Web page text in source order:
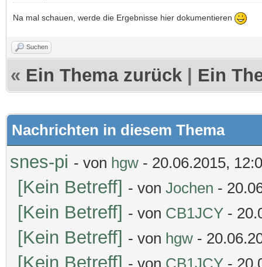
Na mal schauen, werde die Ergebnisse hier dokumentieren
Suchen
« Ein Thema zurück Ein
Nachrichten in diesem Thema
snes-pi - von hgw - 20.06.2015,
[Kein Betreff] - von Jochen -
[Kein Betreff] - von CB1JCY -
[Kein Betreff] - von hgw -
[Kein Betreff]